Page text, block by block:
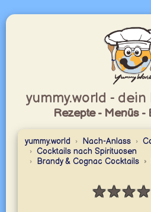
yummy.world -
Rezepte - Menüs -
yummy.world Nach-Anlass
Cocktails nach Spirituosen
Brandy & Cognac Cocktails
★★★★